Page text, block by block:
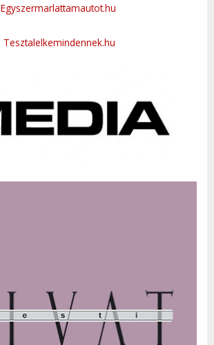
Egyszermarlattamautot.hu
Tesztalelkemindennek.hu